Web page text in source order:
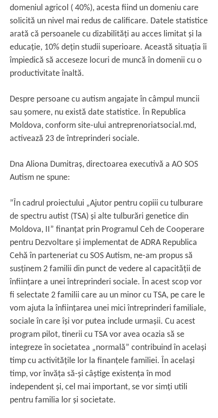
domeniul agricol ( 40%), acesta fiind un domeniu care
solicită un nivel mai redus de calificare. Datele statistice
arată că persoanele cu dizabilități au acces limitat și la
educație, 10% dețin studii superioare. Această situația îi
împiedică să acceseze locuri de muncă în domenii cu o
productivitate înaltă.
Despre persoane cu autism angajate în câmpul muncii
sau șomere, nu există date statistice. În Republica
Moldova, conform site-ului antreprenoriatsocial.md,
activează 23 de întreprinderi sociale.
Dna Aliona Dumitraș, directoarea executivă a AO SOS
Autism ne spune:
”În cadrul proiectului „Ajutor pentru copiii cu tulburare
de spectru autist (TSA) și alte tulburări genetice din
Moldova, II” finanțat prin Programul Ceh de Cooperare
pentru Dezvoltare și implementat de ADRA Republica
Cehă în parteneriat cu SOS Autism, ne-am propus să
susținem 2 familii din punct de vedere al capacității de
înființare a unei întreprinderi sociale. În acest scop vor
fi selectate 2 familii care au un minor cu TSA, pe care le
vom ajuta la înființarea unei mici întreprinderi familiale,
sociale în care își vor putea include urmașii. Cu acest
program pilot, tinerii cu TSA vor avea ocazia să se
integreze în societatea „normală” contribuind în același
timp cu activitățile lor la finanțele familiei. În același
timp, vor învăța să-și câștige existența în mod
independent și, cel mai important, se vor simți utili
pentru familia lor și societate.